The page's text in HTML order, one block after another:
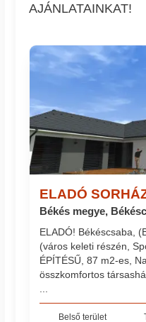
AJÁNLATAINKAT!
ELADÓ
Békés megye,
ELADÓ! Békéscsaba,
(város keleti részén,
ÉPÍTÉSŰ, 87 m2-es,
összkomfortos
Belső terület